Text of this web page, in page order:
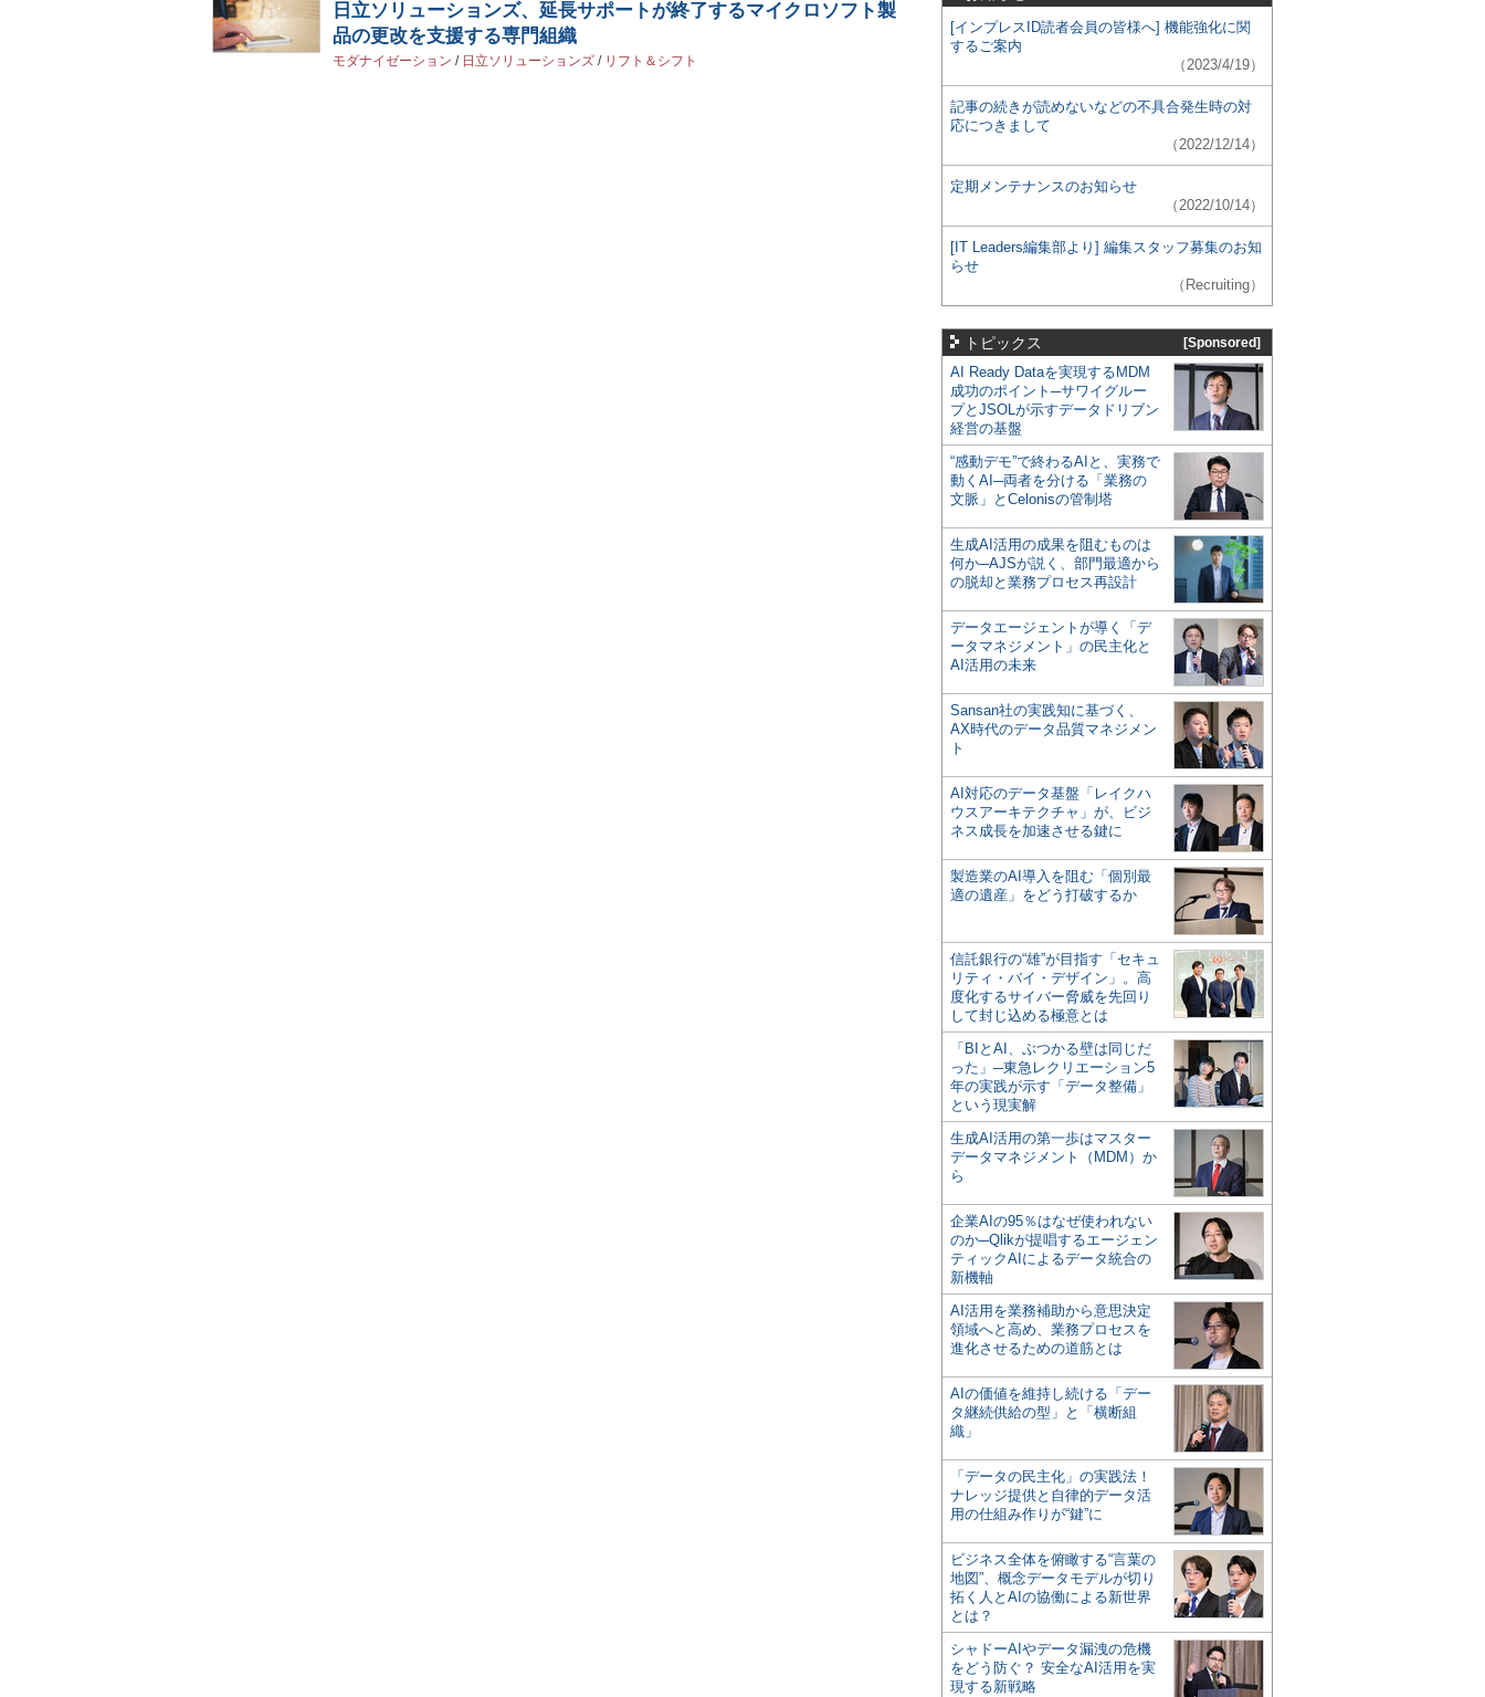
日立ソリューションズ、延長サポートが終了するマイクロソフト製
品の更改を支援する専門組織
モダナイゼーション / 日立ソリューションズ / リフト＆シフト
[インプレスID読者会員の皆様へ] 機能強化に関
するご案内
（2023/4/19）
記事の続きが読めないなどの不具合発生時の対
応につきまして
（2022/12/14）
定期メンテナンスのお知らせ
（2022/10/14）
[IT Leaders編集部より] 編集スタッフ募集のお知
らせ
（Recruiting）
トピックス [Sponsored]
AI Ready Dataを実現するMDM
成功のポイント─サワイグルー
プとJSOLが示すデータドリブン
経営の基盤
“感動デモ”で終わるAIと、実務で
動くAI─両者を分ける「業務の
文脈」とCelonisの管制塔
生成AI活用の成果を阻むものは
何か─AJSが説く、部門最適から
の脱却と業務プロセス再設計
データエージェントが導く「デ
ータマネジメント」の民主化と
AI活用の未来
Sansan社の実践知に基づく、
AX時代のデータ品質マネジメン
ト
AI対応のデータ基盤「レイクハ
ウスアーキテクチャ」が、ビジ
ネス成長を加速させる鍵に
製造業のAI導入を阻む「個別最
適の遺産」をどう打破するか
信託銀行の“雄”が目指す「セキュ
リティ・バイ・デザイン」。高
度化するサイバー脅威を先回り
して封じ込める極意とは
「BIとAI、ぶつかる壁は同じだ
った」─東急レクリエーション5
年の実践が示す「データ整備」
という現実解
生成AI活用の第一歩はマスター
データマネジメント（MDM）か
ら
企業AIの95％はなぜ使われない
のか─Qlikが提唱するエージェン
ティックAIによるデータ統合の
新機軸
AI活用を業務補助から意思決定
領域へと高め、業務プロセスを
進化させるための道筋とは
AIの価値を維持し続ける「デー
タ継続供給の型」と「横断組
織」
「データの民主化」の実践法！
ナレッジ提供と自律的データ活
用の仕組み作りが“鍵”に
ビジネス全体を俯瞰する“言葉の
地図”、概念データモデルが切り
拓く人とAIの協働による新世界
とは？
シャドーAIやデータ漏洩の危機
をどう防ぐ？ 安全なAI活用を実
現する新戦略